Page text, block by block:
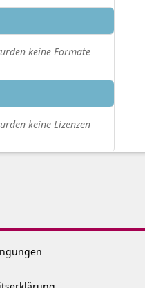
keine Formate
keine Lizenzen